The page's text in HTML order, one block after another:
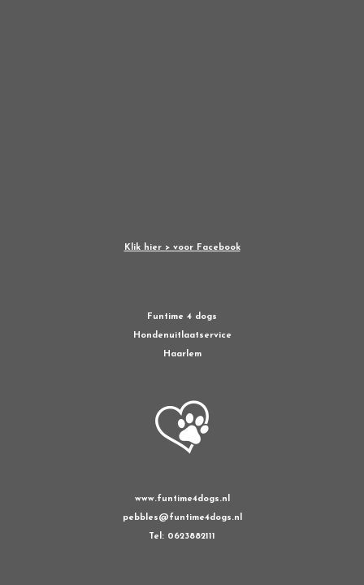
Klik hier > voor Facebook
Funtime 4 dogs
Hondenuitlaatservice
Haarlem
www.funtime4dogs.nl
pebbles@funtime4dogs.nl
Tel: 0623882111